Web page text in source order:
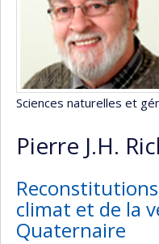
Sciences naturelles et
Pierre J.H.
climat et de la
Quaternaire